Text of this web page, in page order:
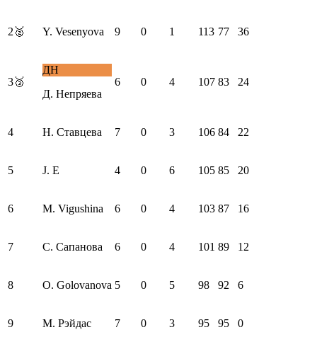
2 🥈 Y. Vesenyova 9 0 1 113 77 36
3🥉
ДН
Д. Непряева
6 0 4 107 83 24
4 Н. Ставцева 7 0 3 106 84 22
5 J. E 4 0 6 105 85 20
6 M. Vigushina 6 0 4 103 87 16
7 С. Сапанова 6 0 4 101 89 12
8 O. Golovanova 5 0 5 98 92 6
9 М. Рэйдас 7 0 3 95 95 0